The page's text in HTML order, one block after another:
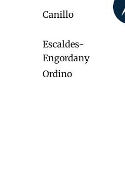
Canillo
Escaldes-
Engordany
Ordino